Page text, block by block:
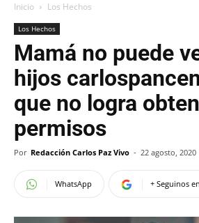
Inicio Los Hechos
Los Hechos
Mamá no puede
hijos
que no logra
permisos
Por Redacción Carlos Paz Vivo - 22 agosto, 2020
WhatsApp + Seguinos